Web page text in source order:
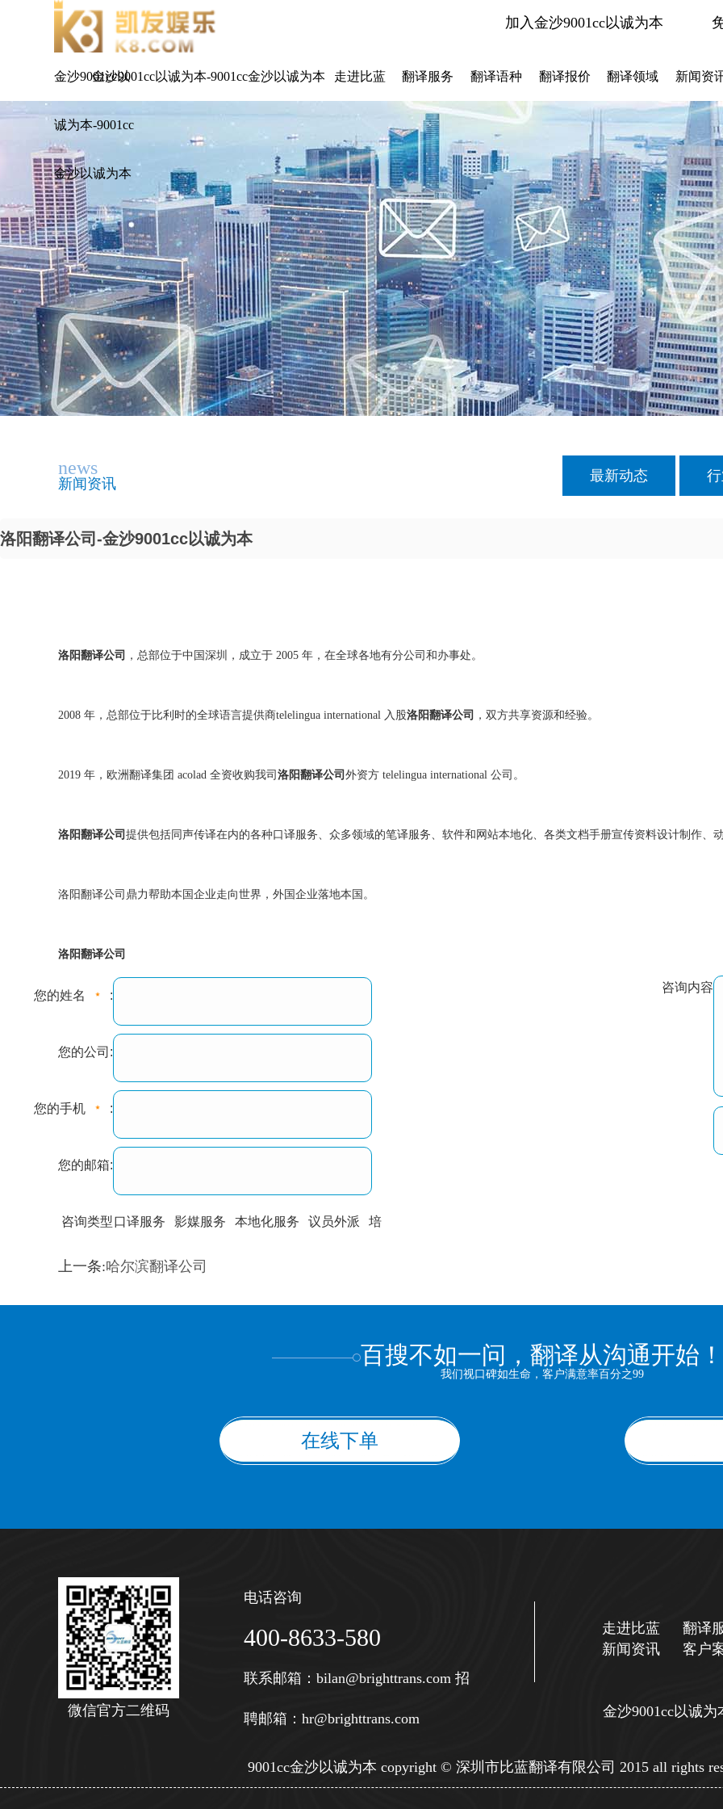
加入金沙9001cc以诚为本
金沙9001cc以
诚为本-9001cc
金沙以诚为本
金沙9001cc以诚为本-9001cc金沙以诚为本 走进比蓝 翻译服务 翻译语种 翻译报价 翻译领域 新闻资
news
新闻资讯 最新动态
洛阳翻译公司-金沙9001cc以诚为本
洛阳翻译公司 ，总部位于中国深圳，成立于 2005 年，在全球各地有分公司和办事处。
2008 年，总部位于比利时的全球语言提供商telelingua international 入股洛阳翻译公司 ，双方共享资源和经验。
2019 年，欧洲翻译集团 acolad 全资收购我司 洛阳翻译公司 外资方 telelingua international 公司。
洛阳翻译公司 提供包括同声传译在内的各种口译服务、众多领域的笔译服务、软件和网站本地化、各类文档手册宣传资料设计制作、
洛阳翻译公司鼎力帮助本国企业走向世界，外国企业落地本国。
洛阳翻译公司
您的姓名 :
您的公司:
您的手机 :
您的邮箱:
咨询类型口译服务 影媒服务 本地化服务 议员外派 培
训翻译 标准级
咨询内容
上一条:哈尔滨翻译公司
百搜不如一问，翻译从沟通开始！
我们视口碑如生命，客户满意率百分之99
在线下单
微信官方二维码
电话咨询
400-8633-580
联系邮箱： bilan@brighttrans.com 招
聘邮箱： hr@brighttrans.com
走进比蓝 翻译
新闻资讯
客户
金沙9001cc以诚
9001cc金沙以诚为本 copyright © 深圳市比蓝翻译有限公司 2015 all rights